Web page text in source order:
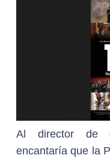
Al director de
encantaría que la